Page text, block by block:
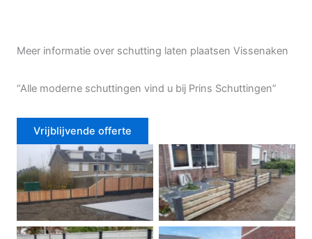
Meer informatie over schutting laten plaatsen Vissenaken
“Alle moderne schuttingen vind u bij Prins Schuttingen”
Vrijblijvende offerte
Douglas schutting Tuinhek voortuin